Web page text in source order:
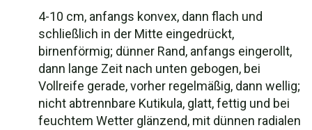
4-10 cm, anfangs konvex, dann flach und
schließlich in der Mitte eingedrückt,
birnenförmig; dünner Rand, anfangs eingerollt,
dann lange Zeit nach unten gebogen, bei
Vollreife gerade, vorher regelmäßig, dann wellig;
nicht abtrennbare Kutikula, glatt, fettig und bei
feuchtem Wetter glänzend, mit dünnen radialen